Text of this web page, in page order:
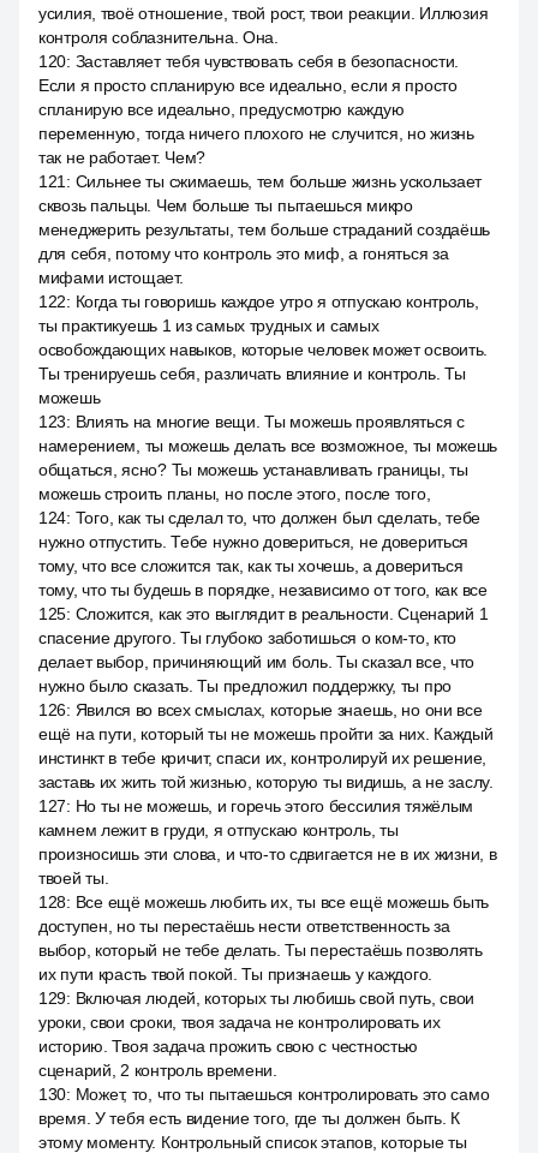
усилия, твоё отношение, твой рост, твои реакции. Иллюзия
контроля соблазнительна. Она.
120: Заставляет тебя чувствовать себя в безопасности.
Если я просто спланирую все идеально, если я просто
спланирую все идеально, предусмотрю каждую
переменную, тогда ничего плохого не случится, но жизнь
так не работает. Чем?
121 : Сильнее ты сжимаешь, тем больше жизнь ускользает
сквозь пальцы. Чем больше ты пытаешься микро
менеджерить результаты, тем больше страданий создаёшь
для себя, потому что контроль это миф, а гоняться за
мифами истощает.
122: Когда ты говоришь каждое утро я отпускаю контроль,
ты практикуешь 1 из самых трудных и самых
освобождающих навыков, которые человек может освоить.
Ты тренируешь себя, различать влияние и контроль. Ты
можешь
123: Влиять на многие вещи. Ты можешь проявляться с
намерением, ты можешь делать все возможное, ты можешь
общаться, ясно? Ты можешь устанавливать границы, ты
можешь строить планы, но после этого, после того,
124: Того, как ты сделал то, что должен был сделать, тебе
нужно отпустить. Тебе нужно довериться, не довериться
тому, что все сложится так, как ты хочешь, а довериться
тому, что ты будешь в порядке, независимо от того, как все
125: Сложится, как это выглядит в реальности. Сценарий 1
спасение другого. Ты глубоко заботишься о ком-то, кто
делает выбор, причиняющий им боль. Ты сказал все, что
нужно было сказать. Ты предложил поддержку, ты про
126: Явился во всех смыслах, которые знаешь, но они все
ещё на пути, который ты не можешь пройти за них. Каждый
инстинкт в тебе кричит, спаси их, контролируй их решение,
заставь их жить той жизнью, которую ты видишь, а не заслу.
127: Но ты не можешь, и горечь этого бессилия тяжёлым
камнем лежит в груди, я отпускаю контроль, ты
произносишь эти слова, и что-то сдвигается не в их жизни, в
твоей ты.
128: Все ещё можешь любить их, ты все ещё можешь быть
доступен, но ты перестаёшь нести ответственность за
выбор, который не тебе делать. Ты перестаёшь позволять
их пути красть твой покой. Ты признаешь у каждого.
129: Включая людей, которых ты любишь свой путь, свои
уроки, свои сроки, твоя задача не контролировать их
историю. Твоя задача прожить свою с честностью
сценарий, 2 контроль времени.
130: Может, то, что ты пытаешься контролировать это само
время. У тебя есть видение того, где ты должен быть. К
этому моменту. Контрольный список этапов, которые ты